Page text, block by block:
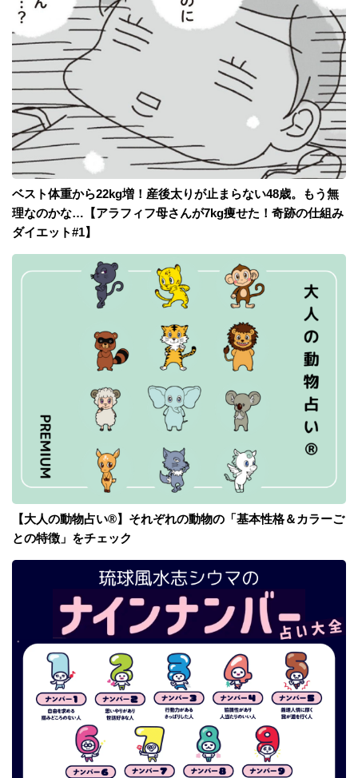
ベスト体重から22kg増！産後太りが止まらない48歳。もう無
理なのかな…【アラフィフ母さんが7kg痩せた！奇跡の仕組み
ダイエット#1】
【大人の動物占い®】それぞれの動物の「基本性格＆カラーご
との特徴」をチェック